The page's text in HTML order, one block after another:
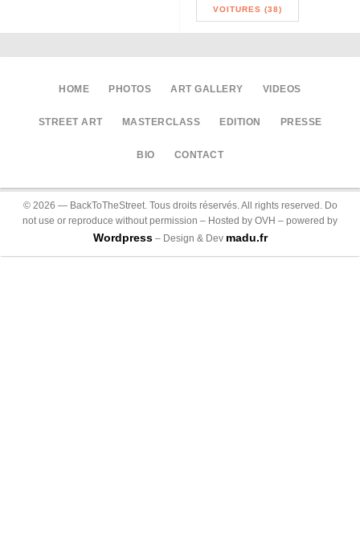
VOITURES (38)
HOME PHOTOS ART GALLERY VIDEOS
STREET ART MASTERCLASS EDITION PRESSE
BIO CONTACT
© 2026 — BackToTheStreet. Tous droits réservés. All rights reserved. Do
not use or reproduce without permission – Hosted by OVH – powered by
Wordpress– Design & Dev madu.fr